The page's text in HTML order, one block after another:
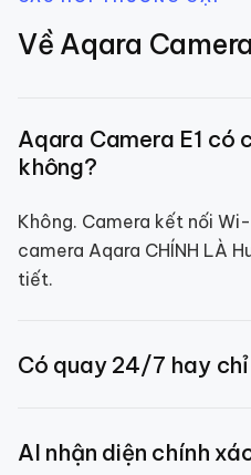
Về Aqara
Aqara Camera E1 có
không?
Không. Camera kết nối
camera Aqara CHÍNH LÀ
tiết.
Có quay 24/7 hay
thể bật quay 24/7 qua
AI nhận diện chính